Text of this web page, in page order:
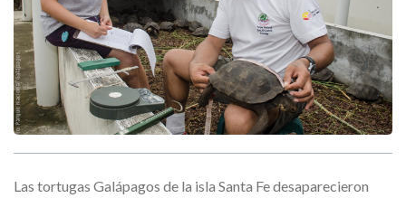
Las tortugas Galápagos de la isla Santa Fe desaparecieron